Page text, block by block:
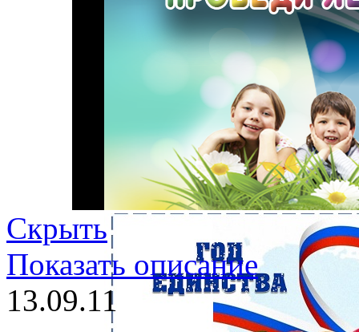
Скрыть
Показать описание
13.09.11